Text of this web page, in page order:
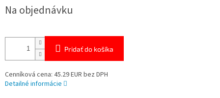
cena:
Na objednávku
Pridať do košíka
Cenníková cena: 45.29 EUR bez DPH
Detailné informácie